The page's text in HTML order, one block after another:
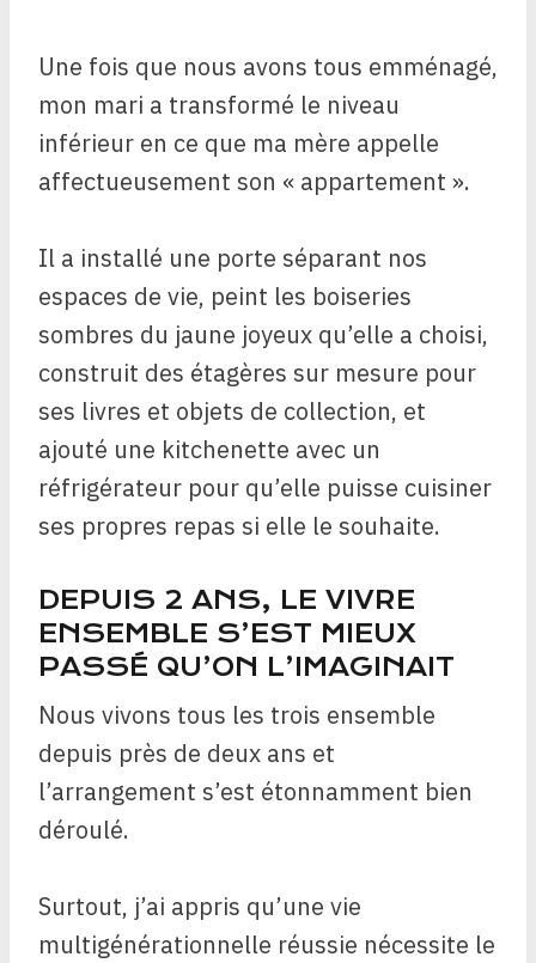
Une fois que nous avons tous emménagé,
mon mari a transformé le niveau
inférieur en ce que ma mère appelle
affectueusement son « appartement ».
Il a installé une porte séparant nos
espaces de vie, peint les boiseries
sombres du jaune joyeux qu’elle a choisi,
construit des étagères sur mesure pour
ses livres et objets de collection, et
ajouté une kitchenette avec un
réfrigérateur pour qu’elle puisse cuisiner
ses propres repas si elle le souhaite.
DEPUIS 2 ANS, LE VIVRE
ENSEMBLE S’EST MIEUX
PASSÉ QU’ON L’IMAGINAIT
Nous vivons tous les trois ensemble
depuis près de deux ans et
l’arrangement s’est étonnamment bien
déroulé.
Surtout, j’ai appris qu’une vie
multigénérationnelle réussie nécessite le